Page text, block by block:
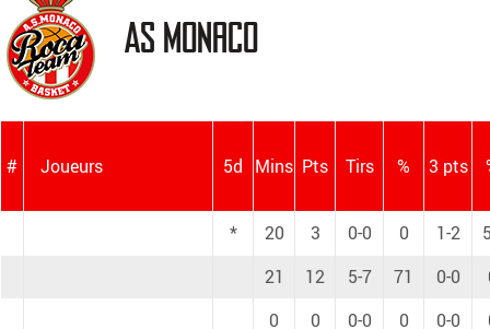
AS Monaco
# Joueurs 5d Mins Pts Tirs % 3 pts
* 20 3 0-0 0 1-2
21
12 5-7 71 0-0
0
0 0-0 0 0-0